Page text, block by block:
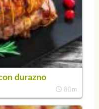
durazno
80m